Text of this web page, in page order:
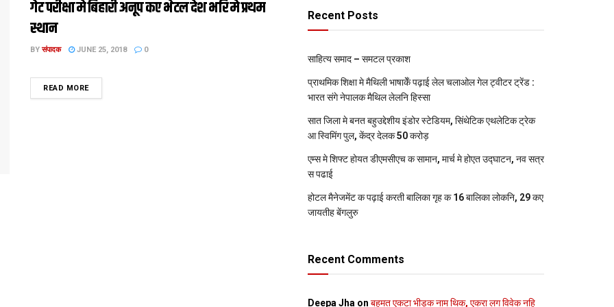
गेट परीक्षा मे बिहारी अनूप कए भेटल देश भरि मे प्रथम
स्थान
BY संपादक JUNE 25, 2018 0
READ MOREDETAILS
Recent Posts
साहित्य समाद – समटल प्रकाश
प्राथमिक शि‍क्षा मे मैथि‍ली भाषाकेँ पढ़ाई लेल चलाओल गेल ट्वीटर ट्रेंड :
भारत संगे नेपालक मैथिल लेलनि हिस्सा
सात जिला मे बनत बहुउद्देशीय इंडोर स्‍टेडि‍यम, सिंथेटिक एथलेटिक ट्रेक
आ स्विमिंग पुल, केंद्र देलक 50 करोड़
एम्स मे शिफ्ट होयत डीएमसीएच क सामान, मार्च मे होएत उद्घाटन, नव सत्र
स पढाई
होटल मैनेजमेंट क पढ़ाई करती बालिका गृह क 16 बालिका लोकनि, 29 कए
जायतीह बेंगलुरु
Recent Comments
Deepa Jha on बहुमत एकटा भीड़क नाम थिक, एकरा लग विवेक नहि